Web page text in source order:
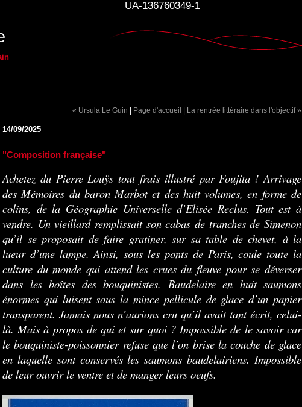
UA-136760349-1
« Ursula Le Guin | Page d'accueil | La rentrée littéraire dans l'objectif »
14/09/2025
"Composition française"
Achetez du Pierre Louÿs tout frais illustré par Foujita ! Arrivage
des Mémoires du baron Marbot et des huit volumes, en forme de
colins, de la Géographie Universelle d’Elisée Reclus. Tout est à
vendre. Un vieillard remplissait son cabas de tranches de Simenon
qu’il se proposait de faire gratiner, sur sa table de chevet, à la
lueur d’une lampe. Ainsi, sous les ponts de Paris, coule toute la
culture du monde qui attend les crues du fleuve pour se déverser
dans les boîtes des bouquinistes. Baudelaire en huit saumons
énormes qui luisent sous la mince pellicule de glace d’un papier
transparent. Jamais nous n’aurions cru qu’il avait tant écrit, celui-
là. Mais à propos de qui et sur quoi ? Impossible de le savoir car
le bouquiniste-poissonnier refuse que l’on brise la couche de glace
en laquelle sont conservés les saumons baudelairiens. Impossible
de leur ouvrir le ventre et de manger leurs oeufs.